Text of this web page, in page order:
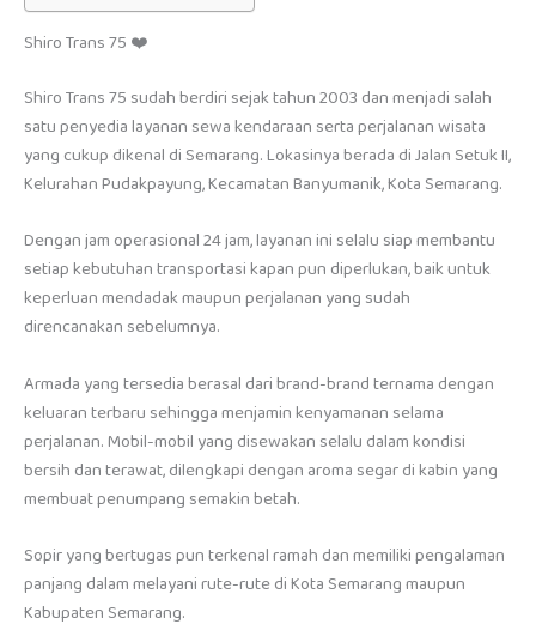
Shiro Trans 75 ❤️
Shiro Trans 75 sudah berdiri sejak tahun 2003 dan menjadi salah
satu penyedia layanan sewa kendaraan serta perjalanan wisata
yang cukup dikenal di Semarang. Lokasinya berada di Jalan Setuk II,
Kelurahan Pudakpayung, Kecamatan Banyumanik, Kota Semarang.
Dengan jam operasional 24 jam, layanan ini selalu siap membantu
setiap kebutuhan transportasi kapan pun diperlukan, baik untuk
keperluan mendadak maupun perjalanan yang sudah
direncanakan sebelumnya.
Armada yang tersedia berasal dari brand-brand ternama dengan
keluaran terbaru sehingga menjamin kenyamanan selama
perjalanan. Mobil-mobil yang disewakan selalu dalam kondisi
bersih dan terawat, dilengkapi dengan aroma segar di kabin yang
membuat penumpang semakin betah.
Sopir yang bertugas pun terkenal ramah dan memiliki pengalaman
panjang dalam melayani rute-rute di Kota Semarang maupun
Kabupaten Semarang.